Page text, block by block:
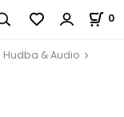
0
Hudba & Audio